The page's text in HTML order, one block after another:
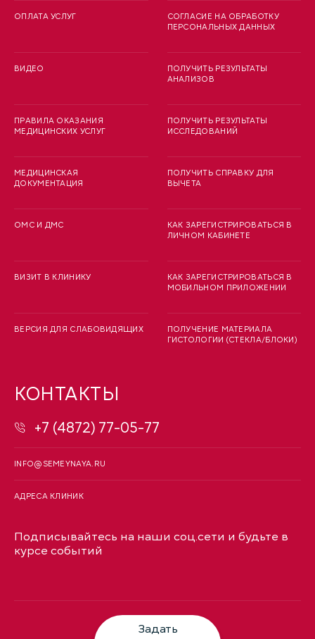
ОПЛАТА УСЛУГ
ВИДЕО
ПРАВИЛА ОКАЗАНИЯ
МЕДИЦИНСКИХ УСЛУГ
МЕДИЦИНСКАЯ
ДОКУМЕНТАЦИЯ
ОМС И ДМС
ВИЗИТ В КЛИНИКУ
ВЕРСИЯ ДЛЯ СЛАБОВИДЯЩИХ
СОГЛАСИЕ НА ОБРАБОТКУ
ПЕРСОНАЛЬНЫХ ДАННЫХ
ПОЛУЧИТЬ РЕЗУЛЬТАТЫ
АНАЛИЗОВ
ПОЛУЧИТЬ РЕЗУЛЬТАТЫ
ИССЛЕДОВАНИЙ
ПОЛУЧИТЬ СПРАВКУ ДЛЯ
ВЫЧЕТА
КАК ЗАРЕГИСТРИРОВАТЬСЯ В
ЛИЧНОМ КАБИНЕТЕ
КАК ЗАРЕГИСТРИРОВАТЬСЯ В
МОБИЛЬНОМ ПРИЛОЖЕНИИ
ПОЛУЧЕНИЕ МАТЕРИАЛА
ГИСТОЛОГИИ (СТЕКЛА/БЛОКИ)
КОНТАКТЫ
+7 (4872) 77-05-77
INFO@SEMEYNAYA.RU
АДРЕСА КЛИНИК
Подписывайтесь на наши соц.сети и будьте в
курсе событий
Задать